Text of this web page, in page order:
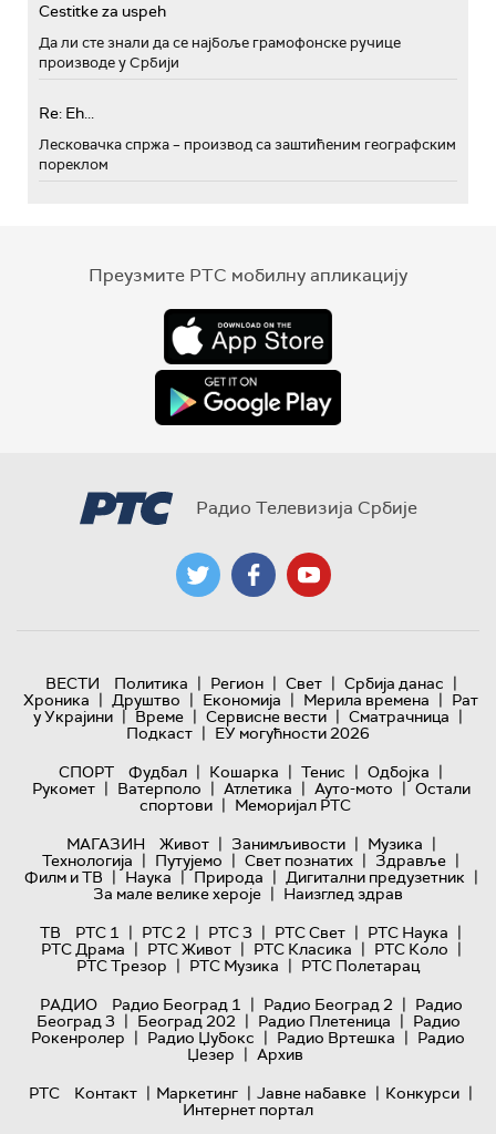
Cestitke za uspeh
Да ли сте знали да се најбоље грамофонске ручице
производе у Србији
Re: Eh...
Лесковачка спржа – производ са заштићеним географским
пореклом
Преузмите РТС мобилну апликацију
Радио Телевизија Србије
ВЕСТИ Политика | Регион | Свет | Србија данас |
Хроника | Друштво | Економија | Мерила времена | Рат
у Украјини | Време | Сервисне вести | Сматрачница |
Подкаст | ЕУ могућности 2026
СПОРТ
Фудбал | Кошарка | Тенис | Одбојка |
Рукомет | Ватерполо | Атлетика | Ауто-мото | Остали
спортови | Меморијал РТС
МАГАЗИН
Живот | Занимљивости | Музика |
Технологијa | Путујемо | Свет познатих | Здравље |
Филм и ТВ | Наука | Природа | Дигитални предузетник |
За мале велике хероје | Наизглед здрав
ТВ
РТС 1 | РТС 2 | РТС 3 | РТС Свет | РТС Наука |
РТС Драма | РТС Живот | РТС Класика | РТС Коло |
РТС Трезор | РТС Музика | РТС Полетарац
РАДИО
Радио Београд 1 | Радио Београд 2 | Радио
Београд 3 | Београд 202 | Радио Плетеница | Радио
Рокенролер | Радио Џубокс | Радио Вртешка | Радио
Џезер | Архив
РТС
Контакт | Маркетинг | Јавне набавке | Конкурси |
Интернет портал